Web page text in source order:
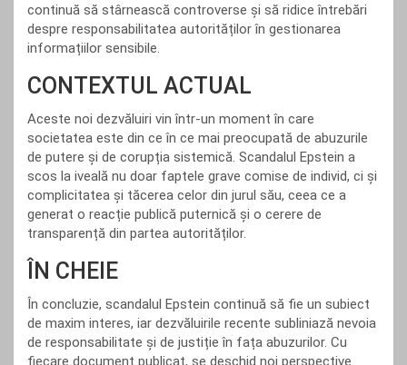
continuă să stârnească controverse și să ridice întrebări
despre responsabilitatea autorităților în gestionarea
informațiilor sensibile.
CONTEXTUL ACTUAL
Aceste noi dezvăluiri vin într-un moment în care
societatea este din ce în ce mai preocupată de abuzurile
de putere și de corupția sistemică. Scandalul Epstein a
scos la iveală nu doar faptele grave comise de individ, ci și
complicitatea și tăcerea celor din jurul său, ceea ce a
generat o reacție publică puternică și o cerere de
transparență din partea autorităților.
ÎN CHEIE
În concluzie, scandalul Epstein continuă să fie un subiect
de maxim interes, iar dezvăluirile recente subliniază nevoia
de responsabilitate și de justiție în fața abuzurilor. Cu
fiecare document publicat, se deschid noi perspective